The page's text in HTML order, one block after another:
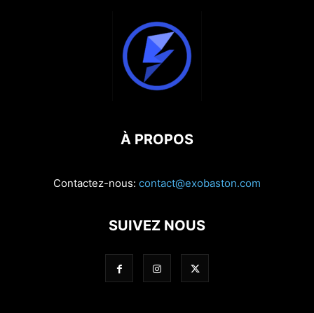
À PROPOS
Contactez-nous: contact@exobaston.com
SUIVEZ NOUS